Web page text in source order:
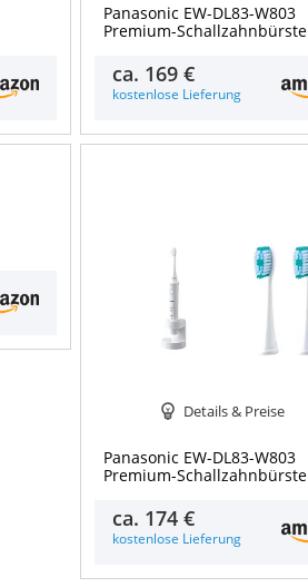
Panasonic EW-DL83-W803
Premium-Schallzahnbürste
ca. 169 €
kostenlose Lieferung
Details & Preise
Panasonic EW-DL83-W803
Premium-Schallzahnbürste
ca. 174 €
kostenlose Lieferung